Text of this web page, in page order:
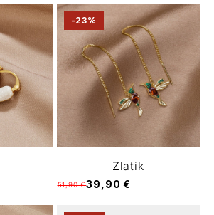
-23%
Zlatik
51,90 €39,90 €